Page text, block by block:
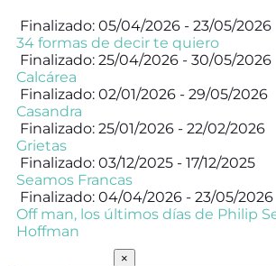
Finalizado: 05/04/2026 - 23/05/2026
34 formas de decir te quiero
Finalizado: 25/04/2026 - 30/05/2026
Calcárea
Finalizado: 02/01/2026 - 29/05/2026
Casandra
Finalizado: 25/01/2026 - 22/02/2026
Grietas
Finalizado: 03/12/2025 - 17/12/2025
Seamos Francas
Finalizado: 04/04/2026 - 23/05/2026
Off man, los últimos días de Philip
Hoffman
×